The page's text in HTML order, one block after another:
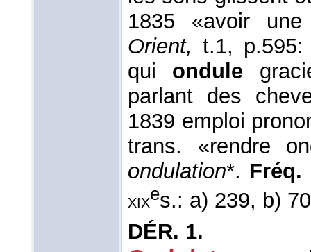
1835 «avoir
Orient, t.1,
qui ondule
parlant des
1839 emploi
trans. «rendre
ondulation*.
xixes.: a) 239, b)
DÉR. 1.